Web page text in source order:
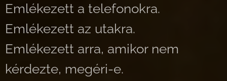
Emlékezett a telefonokra.
Emlékezett az utakra.
Emlékezett arra, amikor nem
kérdezte, megéri-e.